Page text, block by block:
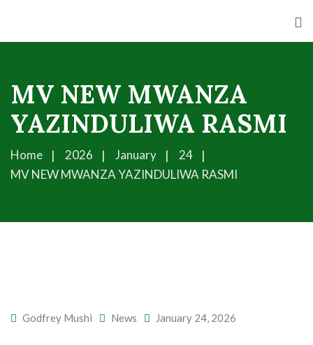
MV NEW MWANZA
YAZINDULIWA RASMI
Home 2026 January
24
MV NEW MWANZA YAZINDULIWA RASMI
Godfrey Mushi News January 24, 2026